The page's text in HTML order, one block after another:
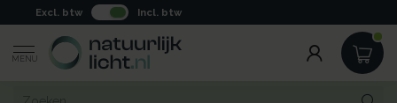
Excl. btw Incl. btw
MENU